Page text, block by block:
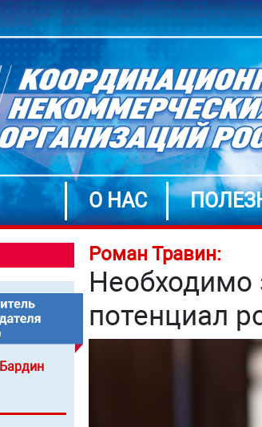
О НАС
Бардин
Роман Травин:
Необходимо
потенциал